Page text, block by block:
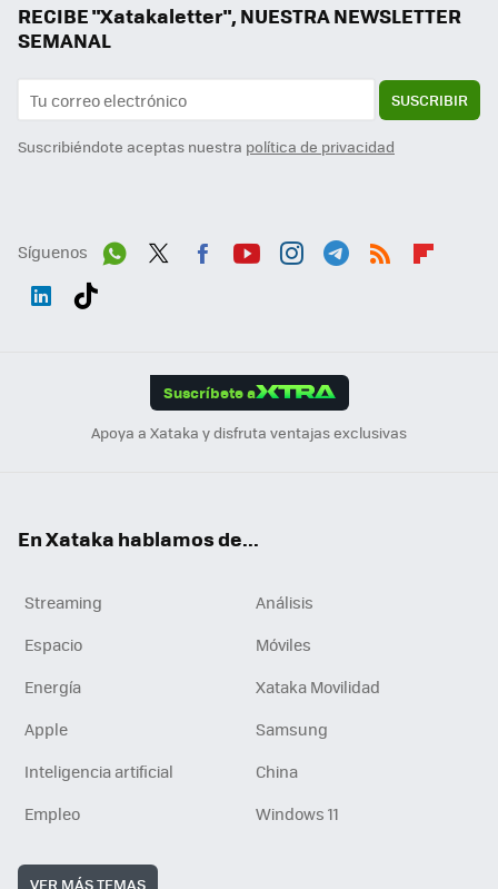
RECIBE "Xatakaletter", NUESTRA NEWSLETTER
SEMANAL
SUSCRIBIR
Suscribiéndote aceptas nuestra política de privacidad
Síguenos
Suscríbete a
Apoya a Xataka y disfruta ventajas exclusivas
En Xataka hablamos de...
Streaming
Análisis
Espacio
Móviles
Energía
Xataka Movilidad
Apple
Samsung
Inteligencia artificial
China
Empleo
Windows 11
VER MÁS TEMAS